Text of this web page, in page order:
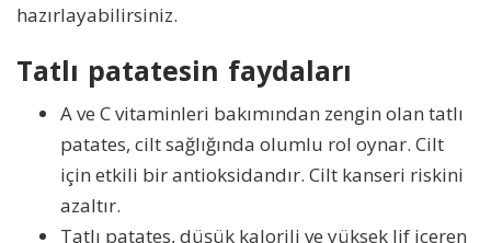
hazırlayabilirsiniz.
Tatlı patatesin faydaları
A ve C vitaminleri bakımından zengin olan tatlı
patates, cilt sağlığında olumlu rol oynar. Cilt
için etkili bir antioksidandır. Cilt kanseri riskini
azaltır.
Tatlı patates, düşük kalorili ve yüksek lif içeren